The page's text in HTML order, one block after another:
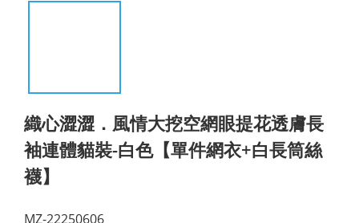
織心澀澀．風情大挖空網眼提花透膚長
袖連體貓裝-白色【單件網衣+白長筒絲
襪】
MZ-22250606